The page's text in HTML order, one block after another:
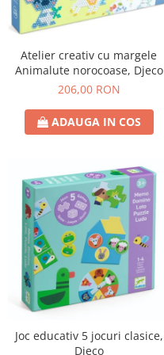
Atelier creativ cu margele
Animalute norocoase, Djeco
206,00 RON
ADAUGA IN COS
Joc educativ 5 jocuri clasice,
Djeco